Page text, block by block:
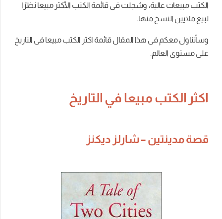
الكتب مبيعات عالية، وسُجلت فى قائمة الكتب الأكثر مبيعا نظرًا
لبيع ملايين النسخ منها.
وسأتناول معكم فى هذا المقال قائمة اكثر الكتب مبيعا فى التاريخ
على مستوى العالم.
اكثر الكتب مبيعا في التاريخ
قصة مدينتين – شارلز ديكنز